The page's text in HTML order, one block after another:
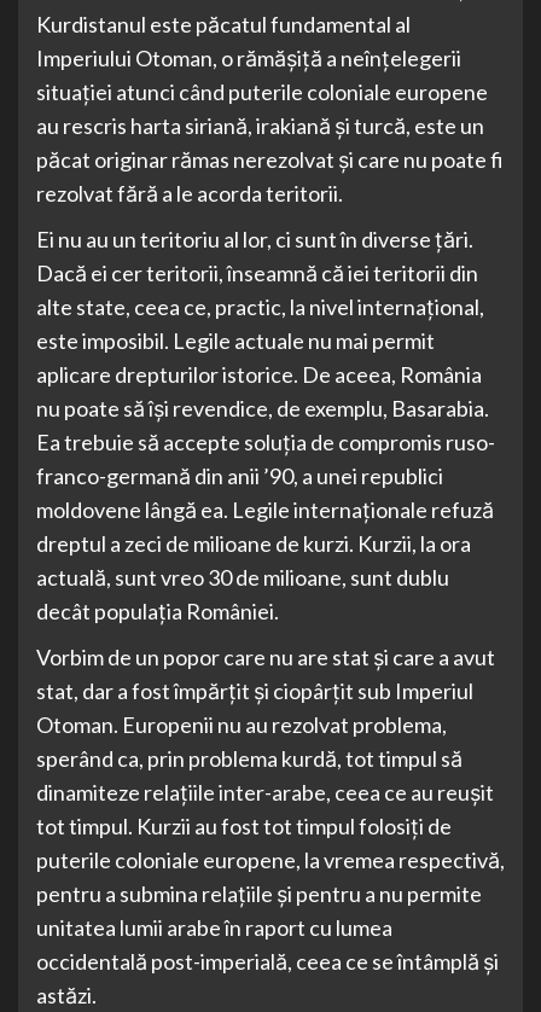
Kurdistanul este păcatul fundamental al
Imperiului Otoman, o rămășiță a neînțelegerii
situației atunci când puterile coloniale europene
au rescris harta siriană, irakiană și turcă, este un
păcat originar rămas nerezolvat și care nu poate fi
rezolvat fără a le acorda teritorii.
Ei nu au un teritoriu al lor, ci sunt în diverse țări.
Dacă ei cer teritorii, înseamnă că iei teritorii din
alte state, ceea ce, practic, la nivel internațional,
este imposibil. Legile actuale nu mai permit
aplicare drepturilor istorice. De aceea, România
nu poate să își revendice, de exemplu, Basarabia.
Ea trebuie să accepte soluția de compromis ruso-
franco-germană din anii ’90, a unei republici
moldovene lângă ea. Legile internaționale refuză
dreptul a zeci de milioane de kurzi. Kurzii, la ora
actuală, sunt vreo 30 de milioane, sunt dublu
decât populația României.
Vorbim de un popor care nu are stat și care a avut
stat, dar a fost împărțit și ciopârțit sub Imperiul
Otoman. Europenii nu au rezolvat problema,
sperând ca, prin problema kurdă, tot timpul să
dinamiteze relațiile inter-arabe, ceea ce au reușit
tot timpul. Kurzii au fost tot timpul folosiți de
puterile coloniale europene, la vremea respectivă,
pentru a submina relațiile și pentru a nu permite
unitatea lumii arabe în raport cu lumea
occidentală post-imperială, ceea ce se întâmplă și
astăzi.